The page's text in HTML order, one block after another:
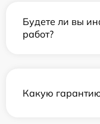
Будете ли вы
работ?
Какую